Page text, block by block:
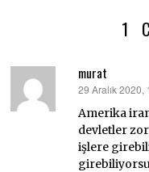
1
murat
dedi
ki:
29 Aralık 2020,
Amerika
devletler
işlere